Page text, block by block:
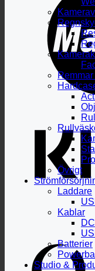
Övrigt
Laddare
Kablar
DC
Batterier
Studio &